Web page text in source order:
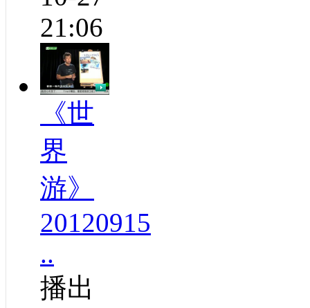
21:06
《世
界
游》
20120915
..
播出